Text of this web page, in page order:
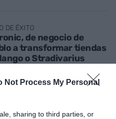
Not Process My Personal
sharing to third parties, or
DE ÉXITO
de negocio de
a transformar tiendas
o Stradivarius